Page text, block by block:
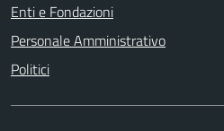
Enti e Fondazioni
Personale Amministrativo
Politici